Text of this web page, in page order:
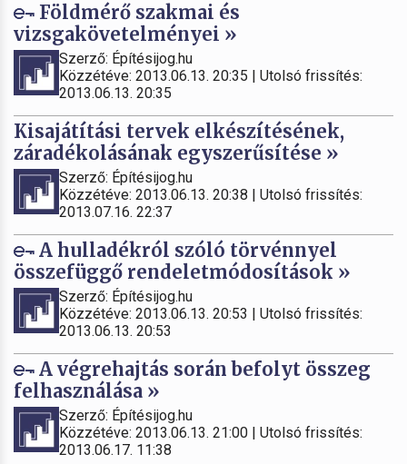
Földmérő szakmai és
vizsgakövetelményei »
Szerző: Építésijog.hu
Közzétéve: 2013.06.13. 20:35 | Utolsó frissítés:
2013.06.13. 20:35
Kisajátítási tervek elkészítésének,
záradékolásának egyszerűsítése »
Szerző: Építésijog.hu
Közzétéve: 2013.06.13. 20:38 | Utolsó frissítés:
2013.07.16. 22:37
A hulladékról szóló törvénnyel
összefüggő rendeletmódosítások »
Szerző: Építésijog.hu
Közzétéve: 2013.06.13. 20:53 | Utolsó frissítés:
2013.06.13. 20:53
A végrehajtás során befolyt összeg
felhasználása »
Szerző: Építésijog.hu
Közzétéve: 2013.06.13. 21:00 | Utolsó frissítés:
2013.06.17. 11:38